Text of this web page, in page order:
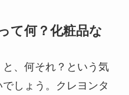
て何？化粧品な
、何それ？という気
しょう。クレヨンタ